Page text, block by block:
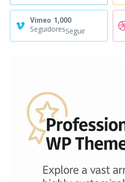
Vimeo 1,000
SeguidoresSeguir